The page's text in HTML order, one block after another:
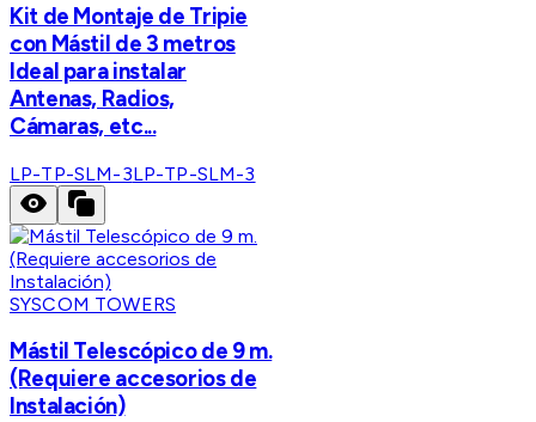
Kit de Montaje de Tripie
con Mástil de 3 metros
Ideal para instalar
Antenas, Radios,
Cámaras, etc...
LP-TP-SLM-3LP-TP-SLM-3
SYSCOM TOWERS
Mástil Telescópico de 9 m.
(Requiere accesorios de
Instalación)